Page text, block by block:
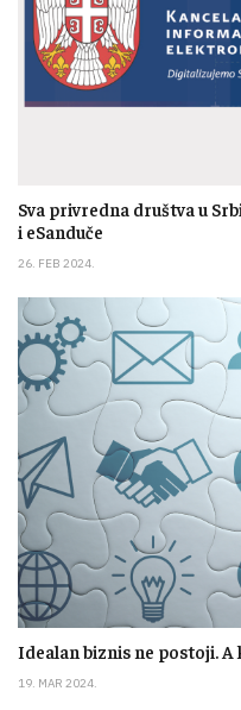
Sva privredna društva u
i eSanduče
26. FEB 2024.
Idealan biznis ne postoji. A
19. MAR 2024.